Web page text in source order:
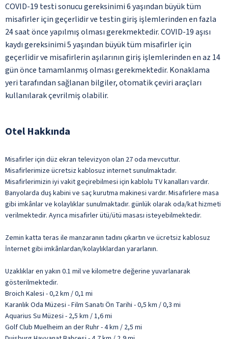
COVID-19 testi sonucu gereksinimi 6 yaşından büyük tüm
misafirler için geçerlidir ve testin giriş işlemlerinden en fazla
24 saat önce yapılmış olması gerekmektedir. COVID-19 aşısı
kaydı gereksinimi 5 yaşından büyük tüm misafirler için
geçerlidir ve misafirlerin aşılarının giriş işlemlerinden en az 14
gün önce tamamlanmış olması gerekmektedir. Konaklama
yeri tarafından sağlanan bilgiler, otomatik çeviri araçları
kullanılarak çevrilmiş olabilir.
Otel Hakkında
Misafirler için düz ekran televizyon olan 27 oda mevcuttur.
Misafirlerimize ücretsiz kablosuz internet sunulmaktadır.
Misafirlerimizin iyi vakit geçirebilmesi için kablolu TV kanalları vardır.
Banyolarda duş kabini ve saç kurutma makinesi vardır. Misafirlere masa
gibi imkânlar ve kolaylıklar sunulmaktadır. günlük olarak oda/kat hizmeti
verilmektedir. Ayrıca misafirler ütü/ütü masası isteyebilmektedir.
Zemin katta teras ile manzaranın tadını çıkartın ve ücretsiz kablosuz
İnternet gibi imkânlardan/kolaylıklardan yararlanın.
Uzaklıklar en yakın 0.1 mil ve kilometre değerine yuvarlanarak
gösterilmektedir.
Broich Kalesi - 0,2 km / 0,1 mi
Karanlık Oda Müzesi - Film Sanatı Ön Tarihi - 0,5 km / 0,3 mi
Aquarius Su Müzesi - 2,5 km / 1,6 mi
Golf Club Muelheim an der Ruhr - 4 km / 2,5 mi